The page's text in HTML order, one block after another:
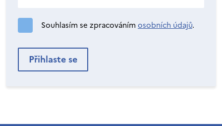
Souhlasím se zpracováním osobních údajů.